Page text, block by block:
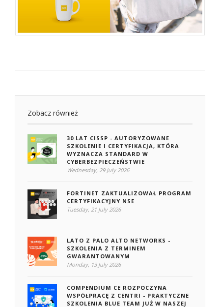
Zobacz również
30 LAT CISSP - AUTORYZOWANE
SZKOLENIE I CERTYFIKACJA, KTÓRA
WYZNACZA STANDARD W
CYBERBEZPIECZEŃSTWIE
Wednesday, 29 July 2026
FORTINET ZAKTUALIZOWAŁ PROGRAM
CERTYFIKACYJNY NSE
Tuesday, 21 July 2026
LATO Z PALO ALTO NETWORKS -
SZKOLENIA Z TERMINEM
GWARANTOWANYM
Monday, 13 July 2026
COMPENDIUM CE ROZPOCZYNA
WSPÓŁPRACĘ Z CENTRI - PRAKTYCZNE
SZKOLENIA BLUE TEAM JUŻ W NASZEJ